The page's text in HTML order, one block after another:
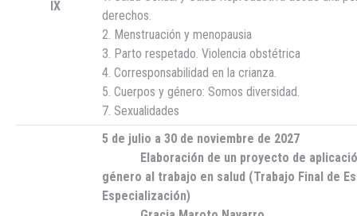
IX
derechos.
2. Menstruación y menopausia
3. Parto respetado. Violencia obstétrica
4. Corresponsabilidad en la crianza.
5. Cuerpos y género: Somos diversidad.
7. Sexualidades
5 de julio a 30 de noviembre de 2027
Elaboración de un proyecto de
género al trabajo en salud (Trabajo Final de
Especialización)